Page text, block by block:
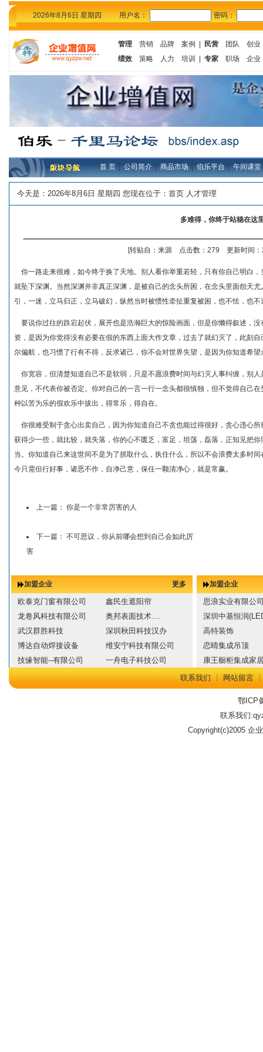
2026年8月6日 星期四 用户名： 密码：
管理 营销 品牌 案例 民营 团队
创业
绩效
策略 人力 培训 专家 职场 企业
首 页│公司简介│商品市场│伯乐平台│午间课堂
今天是： 2026年8月6日 星期四 您现在位于： 首页 人才管理
多难得，你终于站稳在这
[转贴自：来源 点击数：279 更新时间：
你一路走来很难，如今终于换了天地。别人看你举重若轻，只有你自己明白
就坠下深渊。当然深渊并非真正深渊，是被自己的念头所困，在念头里面怨天
引，一迷，立马归正，立马破幻，纵然当时被惯性牵扯重复被困，也不怯，也
要说你过往的跌宕起伏，展开也是浩瀚巨大的惊险画面，但是你懒得叙述，
资，是因为你觉得没有必要在假的东西上面大作文章，过去了就幻灭了，此刻
尔偏航，也习惯了行有不得，反求诸己，你不会对世界失望，是因为你知道希望
你宽容，但清楚知道自己不是软弱，只是不愿浪费时间与幻灭人事纠缠，别
意见，不代表你被否定。你对自己的一言一行一念头都很慎独，但不觉得自己
种以苦为乐的假欢乐中拔出，得常乐，得自在。
你很难受制于贪心出卖自己，因为你知道自己不贪也能过得很好，贪心违心
获得少一些，就比较，就失落，你的心不匮乏，富足，坦荡，磊落，正知见把
当。你知道自己来这世间不是为了抓取什么，执住什么，所以不会浪费太多时
今只需但行好事，诸恶不作，自净己意，保任一颗清净心，就是常赢。
上一篇： 你是一个非常厉害的人
下一篇： 不可思议，你从前哪会想到自己会如此厉
害
加盟企业 更多
欧泰克门窗有限公司
龙卷风科技有限公司
武汉群胜科技
博达自动焊接设备
技缘智能--有限公司
鑫民生遮阳帘
奥邦表面技术....
深圳秋田科技汉办
维安宁科技有限公司
一舟电子科技公司
加盟企业
思浪实业有限公
深圳中基恒润
高特装饰
恋晴集成吊顶
康王橱柜集成家
联系我们 ┊ 网站留言
鄂ICP
联系我们
Copyright(c)2005 企